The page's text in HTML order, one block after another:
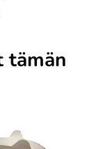
tämän